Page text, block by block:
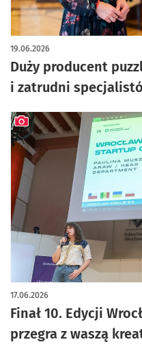
Duży producent
i zatrudni
19.06.2026
artykuł z galerią zdjęć
Finał 10. Edycji
przegra z waszą
17.06.2026
artykuł z galerią zdjęć